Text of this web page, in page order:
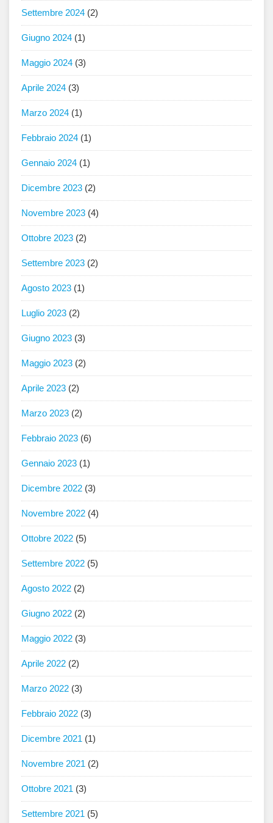
Settembre 2024 (2)
Giugno 2024 (1)
Maggio 2024 (3)
Aprile 2024 (3)
Marzo 2024 (1)
Febbraio 2024 (1)
Gennaio 2024 (1)
Dicembre 2023 (2)
Novembre 2023 (4)
Ottobre 2023 (2)
Settembre 2023 (2)
Agosto 2023 (1)
Luglio 2023 (2)
Giugno 2023 (3)
Maggio 2023 (2)
Aprile 2023 (2)
Marzo 2023 (2)
Febbraio 2023 (6)
Gennaio 2023 (1)
Dicembre 2022 (3)
Novembre 2022 (4)
Ottobre 2022 (5)
Settembre 2022 (5)
Agosto 2022 (2)
Giugno 2022 (2)
Maggio 2022 (3)
Aprile 2022 (2)
Marzo 2022 (3)
Febbraio 2022 (3)
Dicembre 2021 (1)
Novembre 2021 (2)
Ottobre 2021 (3)
Settembre 2021 (5)